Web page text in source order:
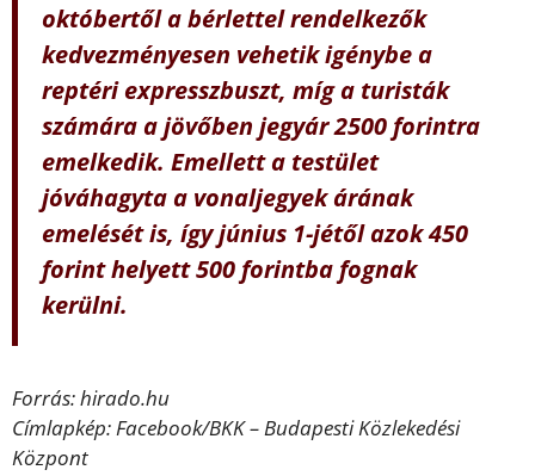
októbertől a bérlettel rendelkezők
kedvezményesen vehetik igénybe a
reptéri expresszbuszt, míg a turisták
számára a jövőben jegyár 2500 forintra
emelkedik. Emellett a testület
jóváhagyta a vonaljegyek árának
emelését is, így június 1-jétől azok 450
forint helyett 500 forintba fognak
kerülni.
Forrás: hirado.hu
Címlapkép:Facebook/BKK – Budapesti Közlekedési
Központ